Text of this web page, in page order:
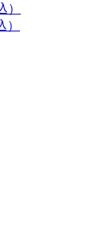
）